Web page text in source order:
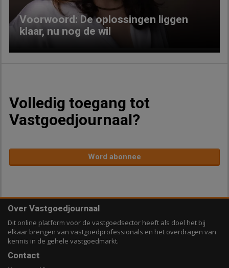
Voorwoord: De oplossingen liggen
klaar, nu nog de wil
Volledig toegang tot
Vastgoedjournaal?
Word abonnee
Over Vastgoedjournaal
Dit online platform voor de vastgoedsector heeft als doel het bij
elkaar brengen van vastgoedprofessionals en het overdragen van
kennis in de gehele vastgoedmarkt.
Contact